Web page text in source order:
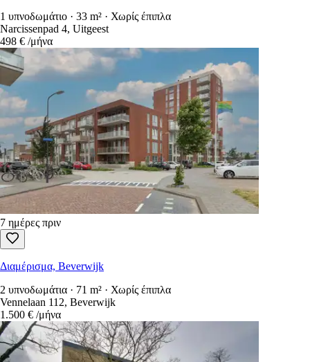
1 υπνοδωμάτιο · 33 m² · Χωρίς έπιπλα
Narcissenpad 4, Uitgeest
498 € /μήνα
7 ημέρες πριν
Διαμέρισμα, Beverwijk
2 υπνοδωμάτια · 71 m² · Χωρίς έπιπλα
Vennelaan 112, Beverwijk
1.500 € /μήνα